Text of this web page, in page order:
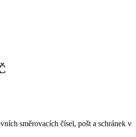
směrovacích čísel, pošt a schránek v